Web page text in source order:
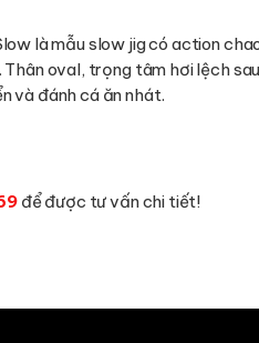
là mẫu slow jig có action
oval, trọng tâm hơi lệch
và đánh cá ăn nhát.
để được tư vấn chi tiết!